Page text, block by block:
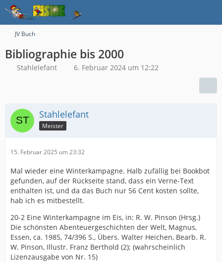
JV Buch
Bibliographie bis 2000
Stahlelefant 6. Februar 2024 um 12:22
Stahlelefant
Meister
15. Februar 2025 um 23:32
Mal wieder eine Winterkampagne. Halb zufällig bei Bookbot
gefunden, auf der Rückseite stand, dass ein Verne-Text
enthalten ist, und da das Buch nur 56 Cent kosten sollte,
hab ich es mitbestellt.
20-2 Eine Winterkampagne im Eis, in: R. W. Pinson (Hrsg.)
Die schönsten Abenteuergeschichten der Welt, Magnus,
Essen, ca. 1985, 74/396 S., Übers. Walter Heichen, Bearb. R.
W. Pinson, Illustr. Franz Berthold (2); (wahrscheinlich
Lizenzausgabe von Nr. 15)